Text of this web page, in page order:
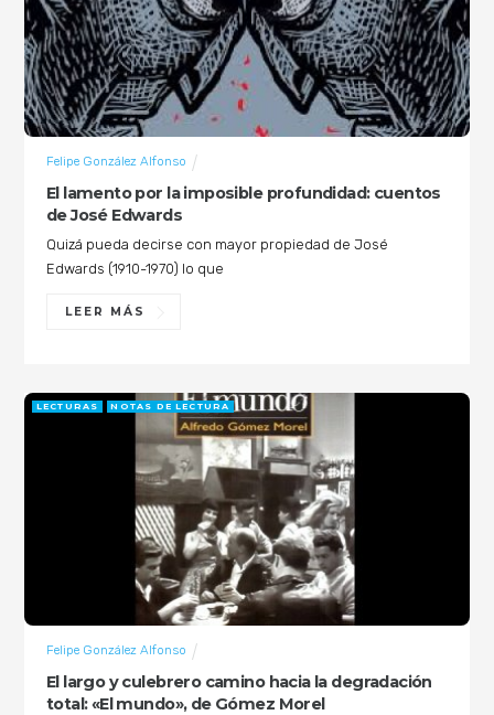
El lamento por la imposible profundidad: cuentos
de José Edwards
Felipe González Alfonso
Quizá pueda decirse con mayor propiedad de José
Edwards (1910-1970) lo que
LEER MÁS
El largo y culebrero camino hacia la degradación
total: «El mundo», de Gómez Morel
Felipe González Alfonso
LECTURAS NOTAS DE LECTURA